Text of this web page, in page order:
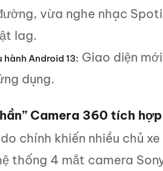
vừa nghe nhạc
lag.
hành Android 13: Giao diện
dụng.
Camera 360 tích
chính khiến nhiều chủ
thống 4 mắt camera